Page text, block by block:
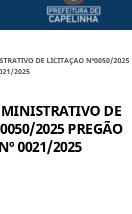
DE LICITAÇAO Nº0050/2025
2025
DE
2025 PREGÃO
0021/2025